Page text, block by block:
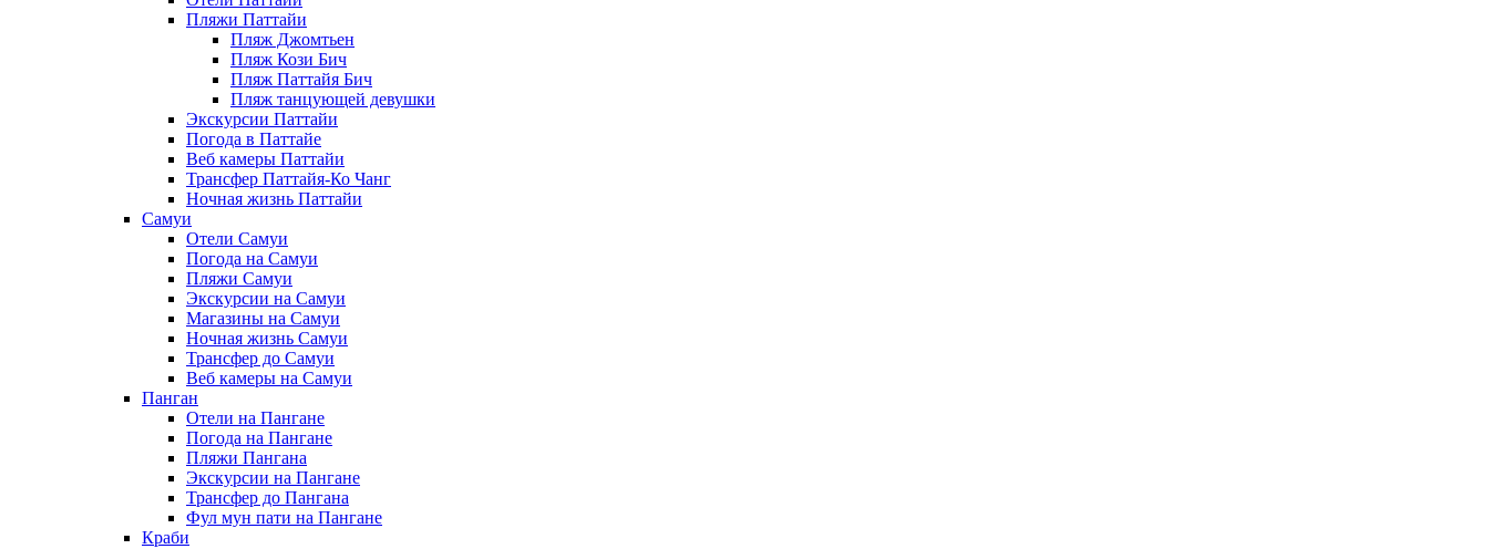
Пляжи Паттайи
Пляж Джомтьен
Пляж Кози Бич
Пляж Паттайя Бич
Пляж танцующей девушки
Экскурсии Паттайи
Погода в Паттайе
Веб камеры Паттайи
Трансфер Паттайя-Ко Чанг
Ночная жизнь Паттайи
Самуи
Отели Самуи
Погода на Самуи
Пляжи Самуи
Экскурсии на Самуи
Магазины на Самуи
Ночная жизнь Самуи
Трансфер до Самуи
Веб камеры на Самуи
Панган
Отели на Пангане
Погода на Пангане
Пляжи Пангана
Экскурсии на Пангане
Трансфер до Пангана
Фул мун пати на Пангане
Краби